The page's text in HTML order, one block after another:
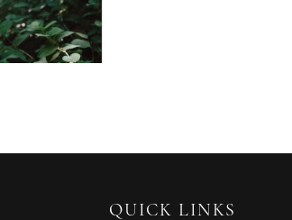
QUICK LINKS